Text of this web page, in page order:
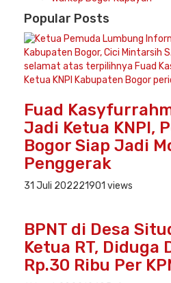
Popular Posts
Fuad
Jadi Ketua KNPI,
Bogor Siap Jadi
Penggerak
31 Juli 202221901 views
BPNT di Desa
Ketua RT, Diduga
Rp.30 Ribu Per